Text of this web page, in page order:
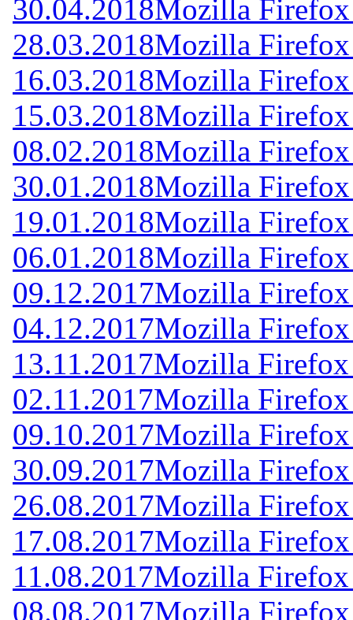
30.04.2018Mozilla
28.03.2018Mozilla
16.03.2018Mozilla
15.03.2018Mozilla
08.02.2018Mozilla
30.01.2018Mozilla
19.01.2018Mozilla
06.01.2018Mozilla
09.12.2017Mozilla
04.12.2017Mozilla
13.11.2017Mozilla
02.11.2017Mozilla
09.10.2017Mozilla
30.09.2017Mozilla
26.08.2017Mozilla
17.08.2017Mozilla
11.08.2017Mozilla
08.08.2017Mozilla